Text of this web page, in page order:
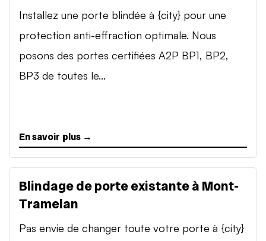
Installez une porte blindée à {city} pour une
protection anti-effraction optimale. Nous
posons des portes certifiées A2P BP1, BP2,
BP3 de toutes le...
En savoir plus →
Blindage de porte existante à Mont-
Tramelan
Pas envie de changer toute votre porte à {city}